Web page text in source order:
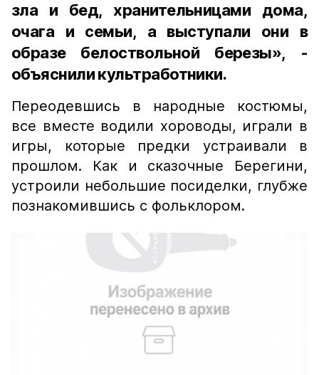
зла и бед, хранительницами дома,
очага и семьи, а выступали они в
образе белоствольной березы», -
объяснили культработники.
Переодевшись в народные костюмы,
все вместе водили хороводы, играли в
игры, которые предки устраивали в
прошлом. Как и сказочные Берегини,
устроили небольшие посиделки, глубже
познакомившись с фольклором.